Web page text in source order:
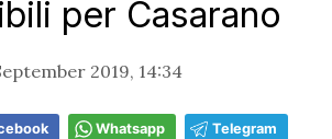
per Casarano
2019, 14:34
Whatsapp Telegram